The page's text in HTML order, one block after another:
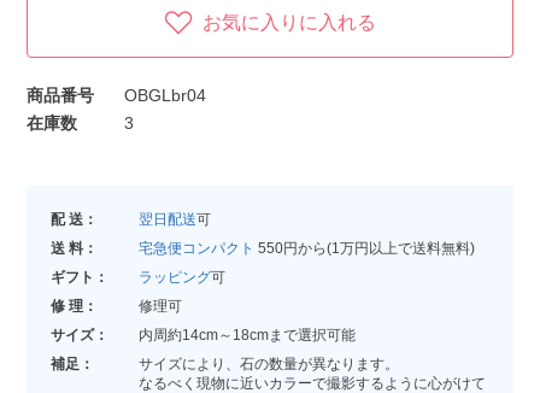
お気に入りに入れる
商品番号
OBGLbr04
在庫数
3
配 送： 翌日配送可
送 料：
宅急便コンパクト 550円から(1万円以上で送料無料)
ギフト：
ラッピング可
修 理：
修理可
サイズ：
内周約14cm～18cmまで選択可能
補足：
サイズにより、石の数量が異なります。
なるべく現物に近いカラーで撮影するように心がけて